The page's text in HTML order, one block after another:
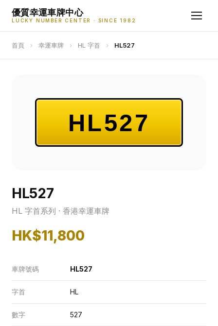
優質幸運車牌中心
LUCKY NUMBER CENTER · SINCE 1982
首頁 › 幸運車牌 › HL 字首 › HL527
HL527
HL527
HL 字首系列 · 香港幸運車牌
HK$11,800
車牌號碼 HL527
字首 HL
數字 527